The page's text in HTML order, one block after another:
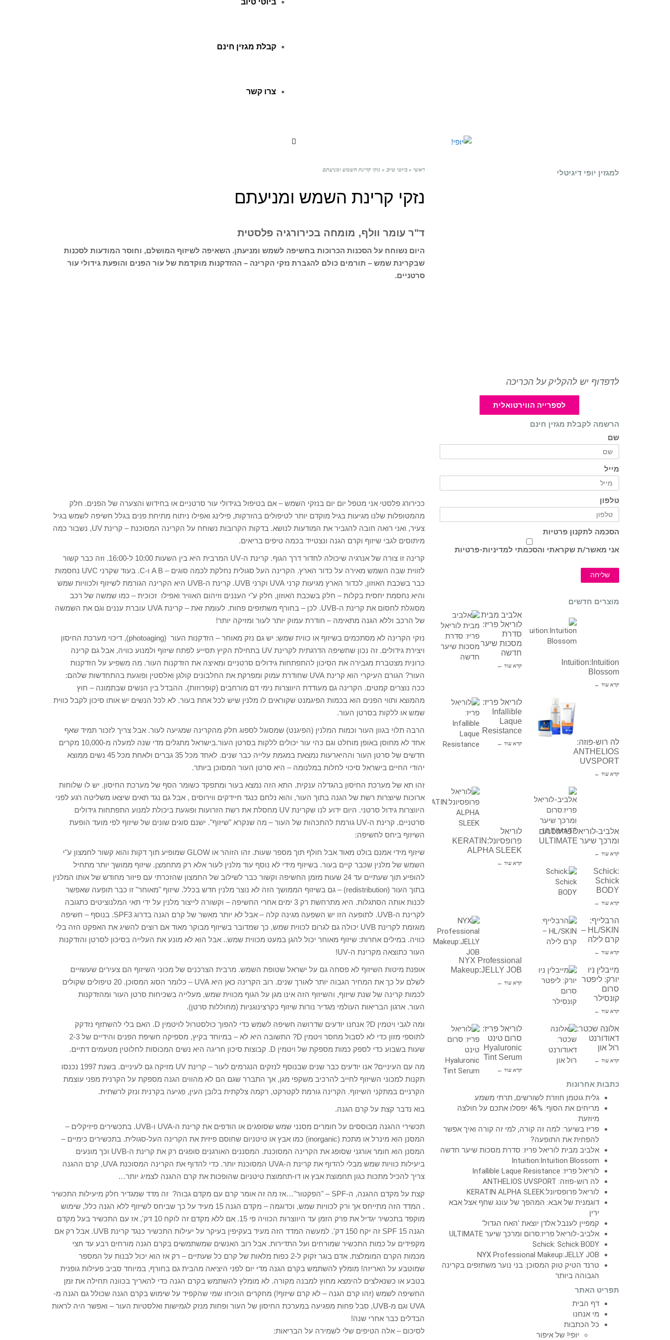
ביוטי טיוב
קבלת מגזין חינם
צרו קשר
ראשי » ביוטי טיוב » נזקי קרינת השמש ומניעתם
נזקי קרינת השמש ומניעתם
ד"ר עומר וולף, מומחה בכירורגיה פלסטית
היום נשוחח על הסכנות הכרוכות בחשיפה לשמש ומניעתן. השאיפה לשיזוף המושלם, וחוסר המודעות לסכנות
שבקרינת שמש – תורמים כולם להגברת נזקי הקרינה – ההזדקנות מוקדמת של עור הפנים והופעת גידולי עור
סרטניים.
ככירורג פלסטי אני מטפל יום יום בנזקי השמש – אם בטיפול בגידולי עור סרטניים או בחידוש והצערה של הפנים. חלק
מהמטופלות שלנו מגיעות בגיל מוקדם יותר לטיפולים בהזרקות, פילינג ואפילו ניתוח מתיחת פנים בגלל חשיפה לשמש בגיל
צעיר, ואני רואה חובה להגביר את המודעות לנושא. בדקות הקרובות נשוחח על הקרינה המסוכנת – קרינת UV, נשבור כמה
מיתוסים לגבי שיזוף וקרם הגנה ונצטייד בכמה טיפים בריאים.
קרינה זו צורה של אנרגיה שיכולה לחדור דרך הגוף. קרינת ה-UV המרבית היא בין השעות 10:00 ל-16:00. וזה כבר קשור
לזווית שבה השמש מאירה על כדור הארץ. הקרינה העל סגולית נחלקת לכמה סוגים – A B ו-C. בעוד שקרני UVC נחסמות
כבר בשכבת האוזון, לכדור הארץ מגיעות קרני UVA וקרני UVB. קרינת ה-UVB היא הקרינה הגורמת לשיזוף ולכוויות שמש
והיא נחסמת יחסית בקלות – חלק בשכבת האוזון, חלק ע"י העננים וזיהום האוויר ואפילו זכוכית – כמו שמשה של רכב
מסוגלת לחסום את קרינת ה-UVB. לכן – בחורף משתזפים פחות. לעומת זאת – קרינת UVA עוברת עננים וגם את השמשה
של הרכב וללא הגנה מתאימה – חודרת עמוק יותר לעור ומזיקה יותר!
נזקי הקרינה לא מסתכמים בשיזוף או כווית שמש: יש גם נזק מאוחר – הזדקנות העור (photoaging), דיכוי מערכת החיסון
ויצירת גידולים. זה נכון שחשיפה הדרגתית לקרינת UV בתחילת הקיץ תסייע לפתח שיזוף ולמנוע כוויה, אבל גם קרינה
כרונית מצטברת מגבירה את הסיכון להתפתחות גידולים סרטניים ומאיצה את הזדקנות העור. מה משפיע על הזדקנות
העור? הגורם העיקרי הוא קרינת UVA שחודרת עמוק ומפרקת את החלבונים קולגן ואלסטין ופוגעת בהתחדשות שלהם:
ככה נוצרים קמטים. הקרינה גם מעודדת היווצרות נימי דם מורחבים (קופרוזות). ההבדל בין הנשים שבתמונה – חוץ
מהמוצא ותווי הפנים הוא בכמות הפיגמנט שקוראים לו מלנין שיש לכל אחת בעור. לא לכל הנשים יש אותו סיכון לקבל כווית
שמש או ללקות בסרטן העור.
הרבה תלוי בגוון העור וכמות המלנין (הפיגנט) שמסוגל לספוג חלק מהקרינה שמגיעה לעור. אבל צריך לזכור תמיד שאף
אחד לא מחוסן באופן מוחלט וגם כהי עור יכולים ללקות בסרטן העור.בישראל מתגלים מדי שנה למעלה מ-10,000 מקרים
חדשים של סרטן העור וההיארעות נמצאת במגמת עלייה כבר שנים. לאחד מכל 35 גברים ולאחת מכל 45 נשים ממוצא
יהודי החיים בישראל סיכוי לחלות במלנומה – היא סרטן העור המסוכן ביותר.
זהו תא של מערכת החיסון בהגדלה ענקית. התא הזה נמצא בעור ומתפקד כשומר הסף של מערכת החיסון. יש לו שלוחות
ארוכות שיוצרות רשת של הגנה בתוך העור, והוא נלחם כנגד חיידקים ווירוסים , אבל גם נגד תאים שיצאו משליטה רגע לפני
היווצרות גידול סרטני. היום ידוע לנו שקרינת UV מחסלת את רשת הזרועות ופוגעת ביכולת למנוע התפתחות גידולים
סרטניים. קרינת ה-UV גורמת להתכהות של העור – מה שנקרא "שיזוף". ישנם סוגים שונים של שיזוף לפי מועד הופעת
השיזוף ביחס לחשיפה:
שיזוף מידי אמנם בולט מאוד אבל חולף תוך מספר שעות. זהו הזוהר או GLOW שמופיע תוך דקות והוא קשור לחמצון ע"י
השמש של מלנין שכבר קיים בעור. בשיזוף מידי לא נוסף עוד מלנין לעור אלא רק מתחמצן. שיזוף ממושך יותר מתחיל
להופיע תוך שעתיים עד 24 שעות מזמן החשיפה וקשור כבר לשילוב של החמצון שהזכרתי עם פיזור מחודש של אותו המלנין
בתוך העור (redistribution) – גם בשיזוף הממושך הזה לא נוצר מלנין חדש בכלל. שיזוף "מאוחר" זו כבר תופעה שאפשר
לכנות אותה הסתגלות. היא מתרחשת רק 3 ימים אחרי החשיפה – וקשורה לייצור מלנין על ידי תאי המלנוציטים כתגובה
לקרינת ה-UVB. לתופעה הזו יש השפעה מגינה קלה – אבל לא יותר מאשר של קרם הגנה בדרוג SPF3. בנוסף – חשיפה
מוגזמת לקרינת UVB יכולה גם לגרום לכווית שמש, כך שמדובר בשיזוף מבוקר מאוד אם רוצים להשיג את האפקט הזה בלי
כוויה. במילים אחרות: שיזוף מאוחר יכול להגן במעט מכווית שמש.. אבל הוא לא מונע את העלייה בסיכון לסרטן והזדקנות
העור כתוצאה מקרינת ה-UV!
אופנת מיטות השיזוף לא פסחה גם על ישראל שטופת השמש. מרבית הצרכנים של מכוני השיזוף הם צעירים שעשויים
לשלם על כך את המחיר הגבוה יותר לאורך שנים. רוב הקרינה כאן היא UVA – כלומר הסוג המסוכן. 20 טיפולים שקולים
לכמות קרינה של שנת שיזוף, והשיזוף הזה אינו מגן על הגוף מכווית שמש, מעלייה בשכיחות סרטן העור ומהזדקנות
העור. ארגון הבריאות העולמי מגדיר נורות שיזוף כקרצינוגניות (מחוללות סרטן).
ומה לגבי ויטמין D? אנחנו יודעים שדרושה חשיפה לשמש כדי להפוך כולסטרול לויטמין D. האם בלי להשתזף נזדקק
לתוספי מזון כדי לא לסבול מחסר ויטמין D? התשובה היא לא – במיוחד בקיץ, מספיקה חשיפת הפנים והידיים של 2-3
שעות בשבוע כדי לספק כמות מספקת של ויטמין D. קבוצות סיכון חריגה היא נשים המכוסות לחלוטין מטעמים דתיים.
מה עם העיניים? אנו יודעים כבר שנים שבנוסף לנזקים הנגרמים לעור – קרינת UV מזיקה גם לעיניים. בשנת 1997 נכנסו
תקנות למכוני השיזוף לחייב להרכיב משקפי מגן, אך התברר שגם הם לא מהווים הגנה מספקת על הקרנית מפני עוצמת
הקרניים במתקני השיזוף. הקרינה גורמת לקטרקט, רקמה צלקתית בלובן העין, פגיעה בקרנית ונזק לרשתית.
בוא נדבר קצת על קרם הגנה.
תכשירי ההגנה מבוססים על חומרים מסנני שמש שסופגים או הודפים את קרינת ה-UVA ו-UVB. בתכשירים פיזיקלים –
המסנן הוא מינרל או מתכת (inorganic) כמו אבץ או טיטניום שחוסם פיזית את הקרינה העל-סגולית. בתכשירים כימיים –
המסנן הוא חומר אורגני שסופג את הקרינה המסוכנת. המסננים האורגנים סופגים רק את קרינת ה-UVB וכך מונעים
ביעילות כוויות שמש מבלי להדוף את קרינת ה-UVA המסוכנת יותר. כדי להדוף את הקרינה המסוכנת UVA, קרם ההגנה
צריך להכיל מתכות כגון תחמוצת אבץ או דו-תחמוצת טיטניום שהופכות את קרם ההגנה לצמיג יותר…
קצת על מקדם ההגנה, ה-SPF – "הפקטור"…אז מה זה אומר קרם עם מקדם גבוה? זה מדד שמגדיר חלק מיעילות התכשיר
. המדד הזה מתייחס אך ורק לכוויות שמש, וכדוגמה – מקדם הגנה 15 מעיד על כך שביחס לשיזוף ללא הגנה כלל, שימוש
מוקפד בתכשיר יגדיל את פרק הזמן עד היווצרות הכוויה פי 15. אם ללא מקדם זה לוקח 10 דק', אז עם התכשיר בעל מקדם
הגנה SPF 15 זה יקח 150 דק'. למעשה המדד הזה מעיד בעקיפין בעיקר על יעילות התכשיר כנגד קרינת UVB. אבל רק אם
מקפידים על כמות התכשיר שמורחים ועל התדירות. אבל רוב האנשים שמשתמשים בקרם הגנה מורחים רבע עד חצי
מכמות הקרם המומלצת. אדם בוגר זקוק ל-2 כפות מלאות של קרם כל שעתיים – רק אז הוא יכול לבנות על המספר
שמוטבע על האריזה! מומלץ להשתמש בקרם הגנה מדי יום לפני היציאה מהבית גם בחורף, במיוחד סביב פעילות גופנית
בטבע או כשנאלצים להימצא מחוץ למבנה מקורה. לא מומלץ להשתמש בקרם הגנה כדי להאריך בכוונה תחילה את זמן
החשיפה לשמש (זהו קרם הגנה – לא קרם שיזוף!) מחקרים הוכיחו שמי שהקפיד על שימוש בקרם הגנה שכולל גם הגנה מ-
UVA וגם מ-UVB, סבל פחות מפגיעה במערכת החיסון של העור ופחות מנזק לגמישות ואלסטיות העור – ואפשר היה לראות
הבדלים כבר אחרי שנה!
לסיכום – אלה הטיפים שלי לשמירה על הבריאות:
למגזין יופי דיגיטלי
לדפדוף יש להקליק על הכריכה
לספרייה הווירטואלית
הרשמה לקבלת מגזין חינם
שם
מייל
טלפון
הסכמה לתקנון פרטיות
אני מאשר/ת שקראתי והסכמתי למדיניות-פרטיות
שליחה
מוצרים חדשים
אלביב מבית
לוריאל פריז:
סדרת
מסכות שיער
חדשה
קרא עוד ←
Intuition:Intuition
Blossom
קרא עוד ←
לוריאל פריז:
Infallible
Laque
Resistance
קרא עוד ←
לה רוש-פוזה:
ANTHELIOS
UVSPORT
קרא עוד ←
לוריאל
פרופסיונל:KERATIN
ALPHA SLEEK
קרא עוד ←
אלביב-לוריאל פריז:סרום
ומרכך שיער ULTIMATE
קרא עוד ←
Schick:
Schick
BODY
קרא עוד ←
NYX Professional
Makeup:JELLY JOB
קרא עוד ←
הרבלייף:
HL/SKIN –
קרם לילה
קרא עוד ←
מייבלין ניו
יורק: ליפטר
סרום
קונסילר
קרא עוד ←
לוריאל פריז:
סרום טינט
Hyaluronic
Tint Serum
קרא עוד ←
אלונה שכטר:
דאודורנט
רול און
קרא עוד ←
כתבות אחרונות
גלית גוטמן חוזרת לשורשים, תרתי משמע
מריחים את הסוף: 46% יפסלו אתכם על חולצה
מיוזעת
פריז בשיער: למה זה קורה, למי זה קורה ואיך אפשר
להפחית את התופעה?
אלביב מבית לוריאל פריז: סדרת מסכות שיער חדשה
Intuition:Intuition Blossom
לוריאל פריז: Infallible Laque Resistance
לה רוש-פוזה: ANTHELIOS UVSPORT
לוריאל פרופסיונל:KERATIN ALPHA SLEEK
דוגמנית של אבא: המהפך של עונג שחף אצל אבא
ירין
קמפיין לענבל אלדן יוצאת 'האח הגדול'
אלביב-לוריאל פריז:סרום ומרכך שיער ULTIMATE
Schick: Schick BODY
NYX Professional Makeup:JELLY JOB
טרנד הטיק טוק המסוכן: בני נוער משתזפים בקרינה
הגבוהה ביותר
תפריט האתר
דף הבית
מי אנחנו
כל הכתבות
יופי! של איפור